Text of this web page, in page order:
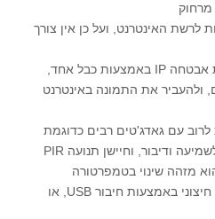
מרחוק
לרשת האינטרנט, ועל כן אין צורך
ניתן לחבר עשרות מצלמות אבטחה IP באמצעות כבל אחד,
ולהעביר את התמונה באינטרנט
לרוב עם גאדג'טים רבים כדוגמת
מיקרופון פנימי, אפשרות לשמיעה ודיבור, וחיישן תנועה PIR
מזהה שינוי בטמפרטורה
אפשרות לחיבור כונן קשיח חיצוני באמצעות חיבור USB, או